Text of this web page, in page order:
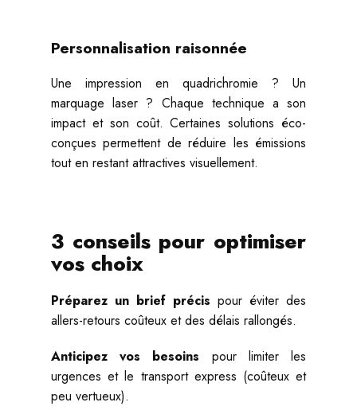
Personnalisation raisonnée
Une impression en quadrichromie ? Un
marquage laser ? Chaque technique a son
impact et son coût. Certaines solutions éco-
conçues permettent de réduire les émissions
tout en restant attractives visuellement.
3 conseils pour optimiser
vos choix
Préparez un brief précis pour éviter des
allers-retours coûteux et des délais rallongés.
Anticipez vos besoins pour limiter les
urgences et le transport express (coûteux et
peu vertueux).